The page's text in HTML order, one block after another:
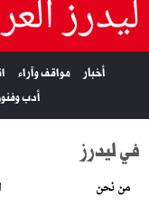
ليدرز
أخبار مواقف وآراء
أدب
في ليدرز
من نحن